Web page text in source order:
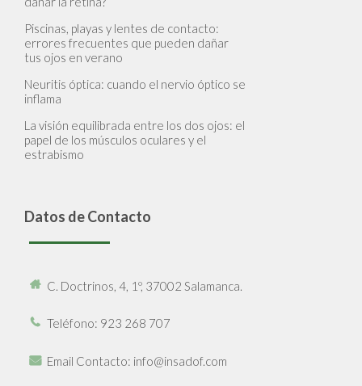
Piscinas, playas y lentes de contacto:
errores frecuentes que pueden dañar
tus ojos en verano
Neuritis óptica: cuando el nervio óptico se
inflama
La visión equilibrada entre los dos ojos: el
papel de los músculos oculares y el
estrabismo
Datos de Contacto
C. Doctrinos, 4, 1º, 37002 Salamanca.
Teléfono: 923 268 707
Email Contacto: info@insadof.com